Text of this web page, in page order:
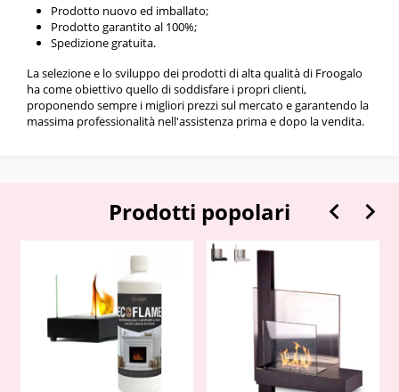
Prodotto nuovo ed imballato;
Prodotto garantito al 100%;
Spedizione gratuita.
La selezione e lo sviluppo dei prodotti di alta qualità di Froogalo
ha come obiettivo quello di soddisfare i propri clienti,
proponendo sempre i migliori prezzi sul mercato e garantendo la
massima professionalità nell'assistenza prima e dopo la vendita.
Prodotti popolari  